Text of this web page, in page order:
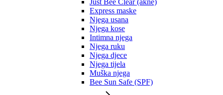
Just Bee Clear (akne)
Express maske
Njega usana
Njega kose
Intimna njega
Njega ruku
Njega djece
Njega tijela
Muška njega
Bee Sun Safe (SPF)